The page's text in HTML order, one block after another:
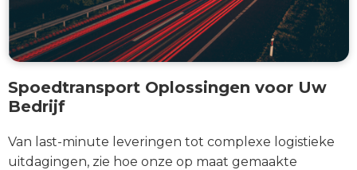
Spoedtransport Oplossingen voor Uw
Bedrijf
Van last-minute leveringen tot complexe logistieke
uitdagingen, zie hoe onze op maat gemaakte